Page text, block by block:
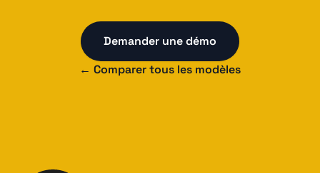
Demander une démo
← Comparer tous les modèles